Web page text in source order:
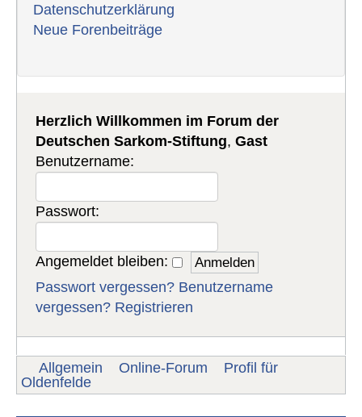
Datenschutzerklärung
Neue Forenbeiträge
Herzlich Willkommen im Forum der
Deutschen Sarkom-Stiftung,Gast
Benutzername:
Passwort:
Angemeldet bleiben:
Passwort vergessen? Benutzername
vergessen? Registrieren
Allgemein Online-Forum
Profil für
Oldenfelde